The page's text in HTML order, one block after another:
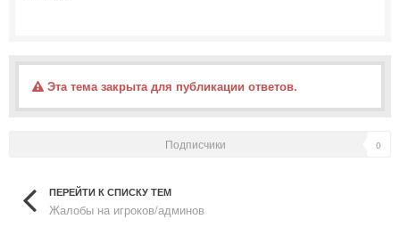
Эта тема закрыта для публикации ответов.
Подписчики 0
ПЕРЕЙТИ К СПИСКУ ТЕМ
Жалобы на игроков/админов